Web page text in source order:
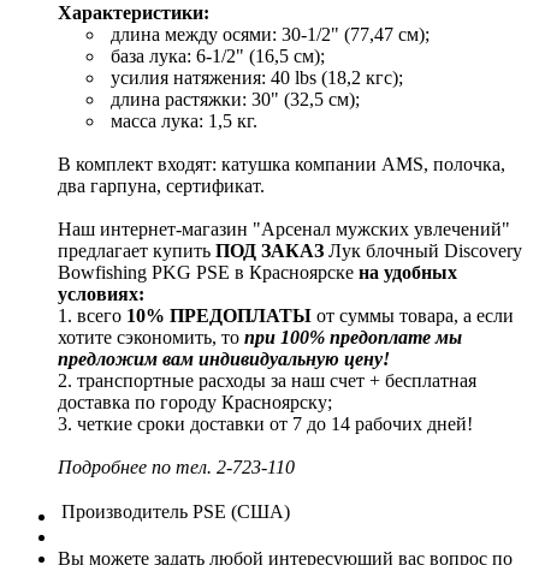
Характеристики:
длина между осями: 30-1/2" (77,47 см);
база лука: 6-1/2" (16,5 см);
усилия натяжения: 40 lbs (18,2 кгс);
длина растяжки: 30" (32,5 см);
масса лука: 1,5 кг.
В комплект входят: катушка компании AMS, полочка,
два гарпуна, сертификат.
Наш интернет-магазин "Арсенал мужских увлечений"
предлагает купить ПОД ЗАКАЗ Лук блочный Discovery
Bowfishing PKG PSE в Красноярске на удобных
условиях:
1. всего 10% ПРЕДОПЛАТЫ от суммы товара, а если
хотите сэкономить, то при 100% предоплате мы
предложим вам индивидуальную цену!
2. транспортные расходы за наш счет + бесплатная
доставка по городу Красноярску;
3. четкие сроки доставки от 7 до 14 рабочих дней!
Подробнее по тел. 2-723-110
Производитель PSE (США)
Вы можете задать любой интересующий вас вопрос по